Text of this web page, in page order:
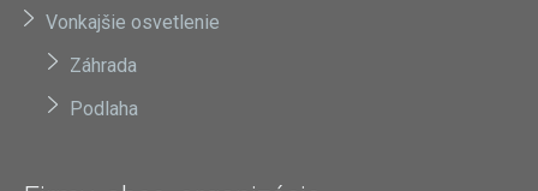
Vonkajšie osvetlenie
Záhrada
Podlaha